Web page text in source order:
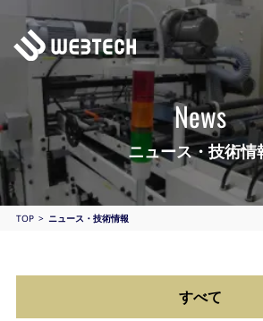
News
ニュース・技術情
TOP ニュース・技術情報
すべて